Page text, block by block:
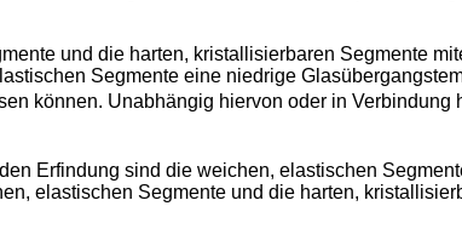
und die harten, kristallisierbaren Segmente
Segmente eine niedrige
können. Unabhängig hiervon oder in
Erfindung sind die weichen, elastischen
elastischen Segmente und die harten,